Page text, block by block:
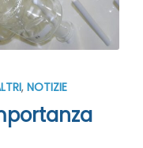
, NOTIZIE